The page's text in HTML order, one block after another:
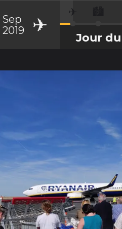
✈️
Sep
2019
✈️
Jour